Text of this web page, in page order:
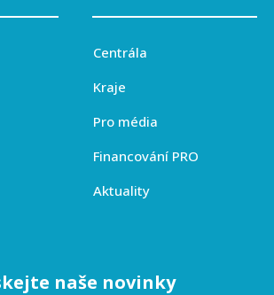
Centrála
Kraje
Pro média
Financování PRO
Aktuality
naše novinky